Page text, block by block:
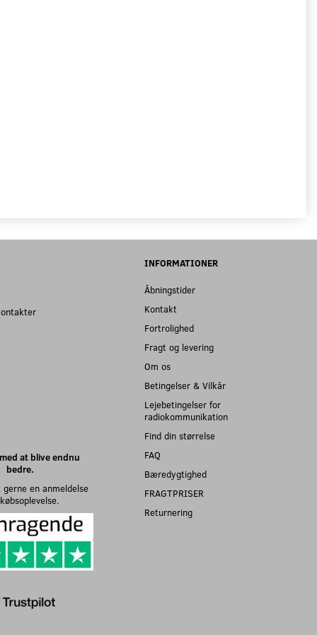
at blive endnu
bedre.
en anmeldelse
INFORMATIONER
Åbningstider
Kontakt
Fortrolighed
Fragt og levering
Om os
Betingelser & Vilkår
Lejebetingelser for
radiokommunikation
Find din størrelse
FAQ
Bæredygtighed
FRAGTPRISER
Returnering